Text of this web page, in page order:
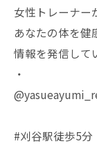
女性トレーナー
あなたの体を健
情報を発信して
・
#刈谷駅徒歩5分